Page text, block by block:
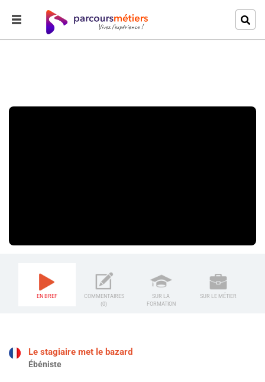
EN BREF
COMMENTAIRES
(0)
SUR LA
FORMATION
SUR LE MÉTIER
Le stagiaire met le bazard
Ébéniste